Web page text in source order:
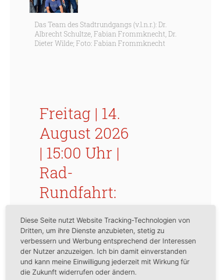
Freitag | 14.
August 2026
| 15:00 Uhr |
Rad-
Rundfahrt:
Musikstadt
Hamburg:
Auf Gustav
Mahlers
Das Team des Stadtrundgangs (v.l.n.r.): Dr.
Albrecht Schultze, Fabian Frommknecht, Dr.
Dieter Wilde; Foto: Fabian Frommknecht
Diese Seite nutzt Website Tracking-Technologien von
Dritten, um ihre Dienste anzubieten, stetig zu
verbessern und Werbung entsprechend der Interessen
der Nutzer anzuzeigen. Ich bin damit einverstanden
und kann meine Einwilligung jederzeit mit Wirkung für
die Zukunft widerrufen oder ändern.